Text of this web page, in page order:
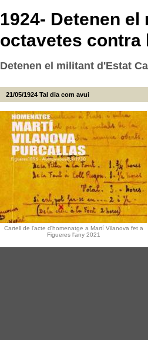
1924- Detenen
octavetes contra
Detenen el militant d'Estat
21/05/1924 Tal dia com avui
Cartell de l'acte d'homenatge a Martí Vilanova fet a
Figueres l'any 2021